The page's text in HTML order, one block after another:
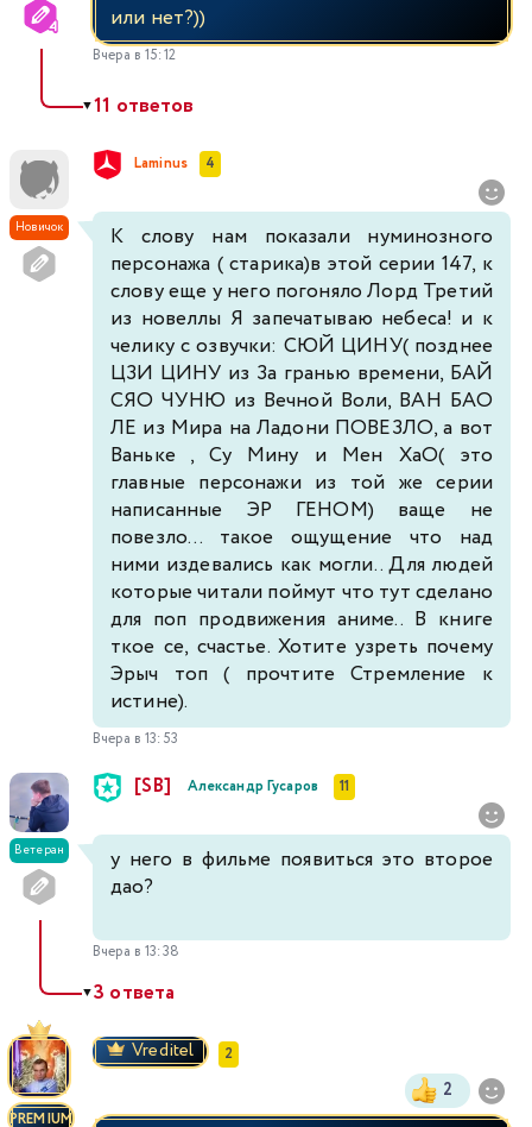
или нет?))
Вчера в 15:12
▼11 ответов
Новичок
Laminus 4
К слову нам показали нуминозного
персонажа ( старика)в этой серии 147, к
слову еще у него погоняло Лорд Третий
из новеллы Я запечатываю небеса! и к
челику с озвучки: СЮЙ ЦИНУ( позднее
ЦЗИ ЦИНУ из За гранью времени, БАЙ
СЯО ЧУНЮ из Вечной Воли, ВАН БАО
ЛЕ из Мира на Ладони ПОВЕЗЛО, а вот
Ваньке , Су Мину и Мен ХаО( это
главные персонажи из той же серии
написанные ЭР ГЕНОМ) ваще не
повезло... такое ощущение что над
ними издевались как могли.. Для людей
которые читали поймут что тут сделано
для поп продвижения аниме.. В книге
ткое се, счастье. Хотите узреть почему
Эрыч топ ( прочтите Стремление к
истине).
Вчера в 13:53
Ветеран
[SB] Александр Гусаров 11
у него в фильме появиться это второе
дао?
Вчера в 13:38
▼3 ответа
PREMIUM
Vreditel 2
2